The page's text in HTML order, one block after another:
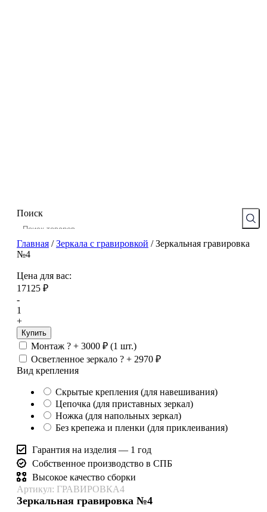
Поиск
Главная /Зеркала с гравировкой /Зеркальная гравировка
№4
Артикул: ГРАВИРОВКА4
Зеркальная гравировка №4
Цена для вас:
17125 ₽
-
1
+
Купить
Монтаж ? + 3000 ₽ (1 шт.)
Осветленное зеркало ? + 2970 ₽
Вид крепления
Скрытые крепления (для навешивания)
Цепочка (для приставных зеркал)
Ножка (для напольных зеркал)
Без крепежа и пленки (для приклеивания)
Гарантия на изделия — 1 год
Собственное производство в СПБ
Высокое качество сборки